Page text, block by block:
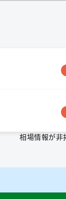
相場情報が非